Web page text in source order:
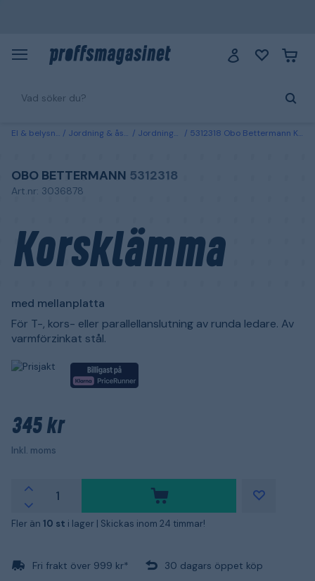
El & belysning Jordning & åskskydd Jordningsmaterial 5312318 Obo Bettermann Korsklämma med mellanplatta
OBO BETTERMANN 5312318
Art.nr: 3036878
Korsklämma
med mellanplatta
För T-, kors- eller parallellanslutning av runda ledare. Av
varmförzinkat stål.
345 kr
Inkl. moms
Fler än 10 st i lager | Skickas inom 24 timmar!
Fri frakt över 999 kr* 30 dagars öppet köp